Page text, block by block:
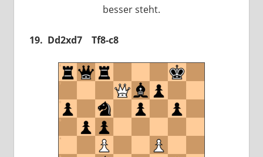
besser steht.
19. Dd2xd7 Tf8-c8